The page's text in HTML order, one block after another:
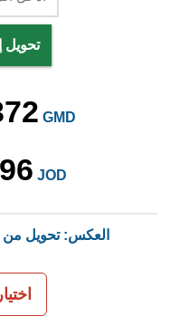
تحويل
GMD
JOD
العكس: تحويل